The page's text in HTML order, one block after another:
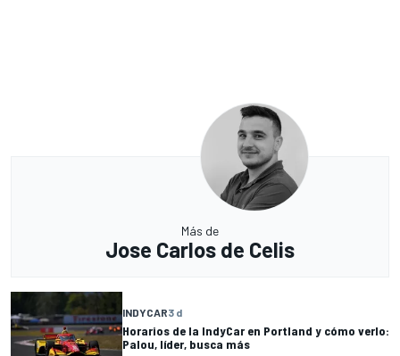
Más de
Jose Carlos de Celis
INDYCAR3 d
Horarios de la IndyCar en Portland y cómo verlo:
Palou, líder, busca más